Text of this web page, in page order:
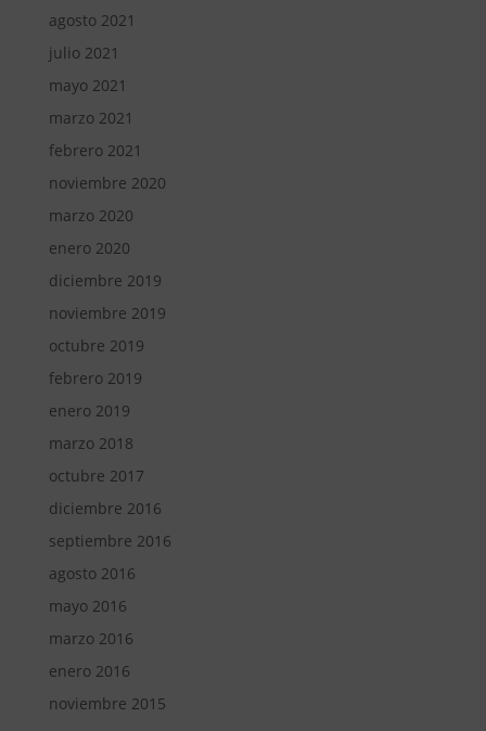
agosto 2021
julio 2021
mayo 2021
marzo 2021
febrero 2021
noviembre 2020
marzo 2020
enero 2020
diciembre 2019
noviembre 2019
octubre 2019
febrero 2019
enero 2019
marzo 2018
octubre 2017
diciembre 2016
septiembre 2016
agosto 2016
mayo 2016
marzo 2016
enero 2016
noviembre 2015